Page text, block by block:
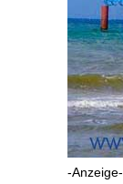
-Anzeige-